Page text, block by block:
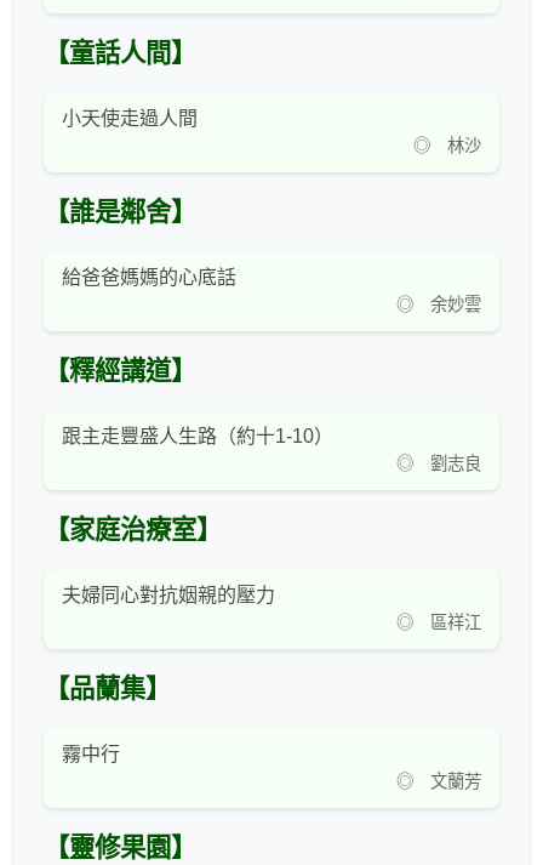
【童話人間】
小天使走過人間
◎ 林沙
【誰是鄰舍】
給爸爸媽媽的心底話
◎ 余妙雲
【釋經講道】
跟主走豐盛人生路（約十1-10）
◎ 劉志良
【家庭治療室】
夫婦同心對抗姻親的壓力
◎ 區祥江
【品蘭集】
霧中行
◎ 文蘭芳
【靈修果園】